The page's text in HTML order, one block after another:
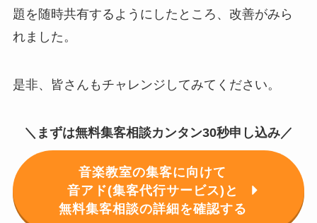
題を随時共有するようにしたところ、改善がみら
れました。
是非、皆さんもチャレンジしてみてください。
＼まずは無料集客相談カンタン30秒申し込み／
音楽教室の集客に向けて
音アド(集客代行サービス)と
無料集客相談の詳細を確認する